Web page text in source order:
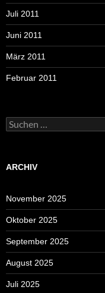
Juli 2011
Juni 2011
März 2011
Februar 2011
Suchen
nach:
ARCHIV
November 2025
Oktober 2025
September 2025
August 2025
Juli 2025